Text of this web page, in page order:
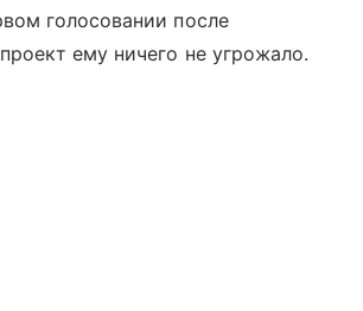
голосовании после
ему ничего не угрожало.